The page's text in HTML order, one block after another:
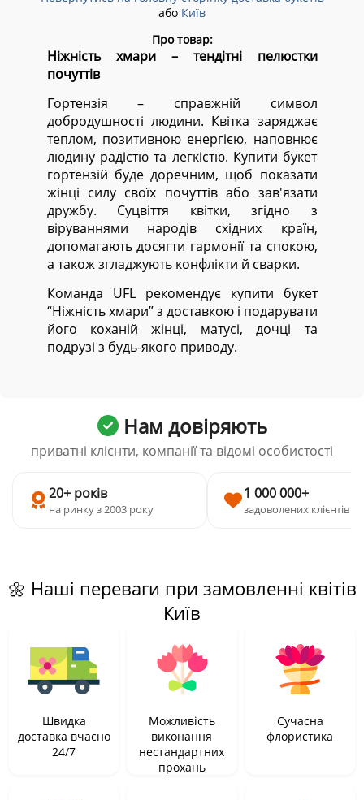
або Київ
Про товар:
Ніжність хмари – тендітні пелюстки
почуттів
Гортензія – справжній символ
добродушності людини. Квітка заряджає
теплом, позитивною енергією, наповнює
людину радістю та легкістю. Купити букет
гортензій буде доречним, щоб показати
жінці силу своїх почуттів або зав'язати
дружбу. Суцвіття квітки, згідно з
віруваннями народів східних країн,
допомагають досягти гармонії та спокою,
а також згладжують конфлікти й сварки.
Команда UFL рекомендує купити букет
“Ніжність хмари” з доставкою і подарувати
його коханій жінці, матусі, дочці та
подрузі з будь-якого приводу.
Нам довіряють
приватні клієнти, компанії та відомі особистості
20+ років
на ринку з 2003 року
1 000 000+
задоволених клієнтів
🌼 Наші переваги при замовленні квітів
Київ
Швидка
доставка вчасно
24/7
Можливість
виконання
нестандартних
прохань
Сучасна
флористика